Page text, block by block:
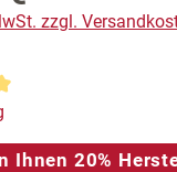
zzgl.
Bewertung
Ihnen 20%